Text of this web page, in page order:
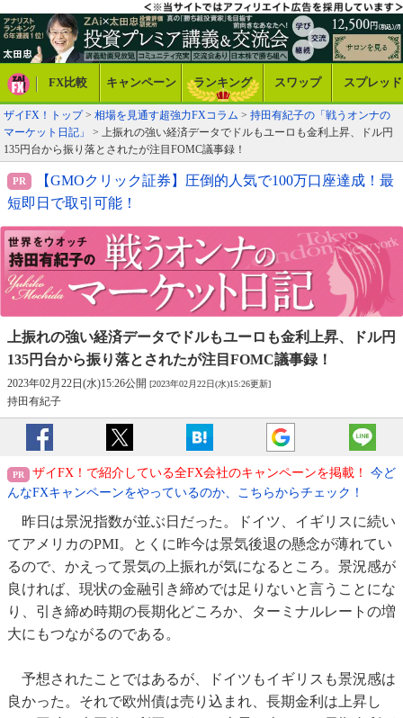
FX比較 キャンペーン ランキング スワップ スプレッド
ザイFX！トップ> 相場を見通す超強力FXコラム > 持田有紀子の「戦うオンナの
マーケット日記」
> 上振れの強い経済データでドルもユーロも金利上昇、ドル円
135円台から振り落とされたが注目FOMC議事録！
【GMOクリック証券】圧倒的人気で100万口座達成！最
短即日で取引可能！
上振れの強い経済データでドルもユーロも金利上昇、
ドル円
135円台から振り落とされたが注目FOMC議事録！
2023年02月22日(水)15:26公開 [2023年02月22日(水)15:26更新]
持田有紀子
ザイFX！で紹介している全FX会社のキャンペーンを掲載！
今ど
んなFXキャンペーンをやっているのか、こちらからチェック！
昨日は景況指数が並ぶ日だった。ドイツ、イギリスに続い
てアメリカのPMI。とくに昨今は景気後退の懸念が薄れてい
るので、かえって景気の上振れが気になるところ。景況感が
良ければ、現状の金融引き締めでは足りないと言うことにな
り、引き締め時期の長期化どころか、ターミナルレートの増
大にもつながるのである。
予想されたことではあるが、ドイツもイギリスも景況感は
良かった。それで欧州債は売り込まれ、長期金利は上昇し